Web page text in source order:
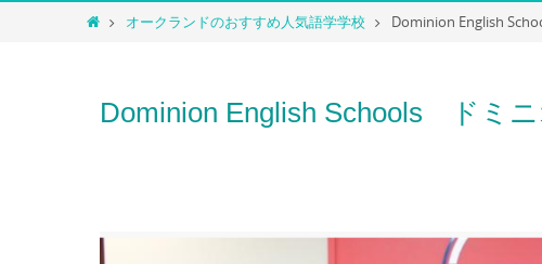
ホ
オークランドのおすすめ人気語学学校 Dominion English
Dominion English Schools ドミ